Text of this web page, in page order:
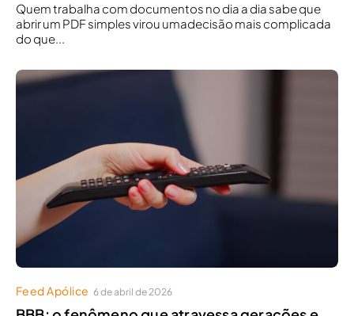
Quem trabalha com documentos no dia a dia sabe que
abrir um PDF simples virou umadecisão mais complicada
do que...
Feed Apólice 6 de abril de 2026